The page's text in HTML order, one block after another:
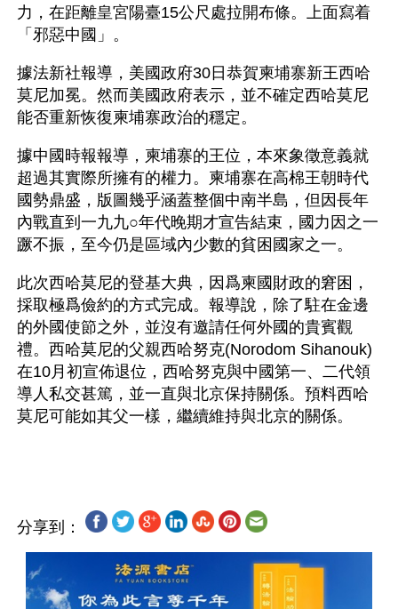
力，在距離皇宮陽臺15公尺處拉開布條。上面寫着
「邪惡中國」。
據法新社報導，美國政府30日恭賀柬埔寨新王西哈
莫尼加冕。然而美國政府表示，並不確定西哈莫尼
能否重新恢復柬埔寨政治的穩定。
據中國時報報導，柬埔寨的王位，本來象徵意義就
超過其實際所擁有的權力。柬埔寨在高棉王朝時代
國勢鼎盛，版圖幾乎涵蓋整個中南半島，但因長年
內戰直到一九九○年代晚期才宣告結束，國力因之一
蹶不振，至今仍是區域內少數的貧困國家之一。
此次西哈莫尼的登基大典，因爲柬國財政的窘困，
採取極爲儉約的方式完成。報導說，除了駐在金邊
的外國使節之外，並沒有邀請任何外國的貴賓觀
禮。西哈莫尼的父親西哈努克(Norodom Sihanouk)
在10月初宣佈退位，西哈努克與中國第一、二代領
導人私交甚篤，並一直與北京保持關係。預料西哈
莫尼可能如其父一樣，繼續維持與北京的關係。
分享到：